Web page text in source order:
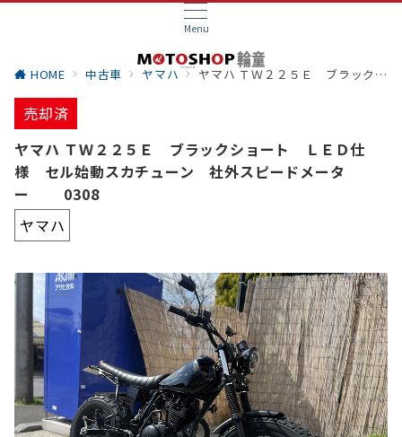
Menu
HOME 中古車 ヤマハ ヤマハ ＴＷ２２５Ｅ ブラックショート ＬＥＤ仕様 セル始動スカチューン 社外スピードメーター 0308
売却済
ヤマハ ＴＷ２２５Ｅ ブラックショート ＬＥＤ仕
様 セル始動スカチューン 社外スピードメータ
ー 0308
ヤマハ